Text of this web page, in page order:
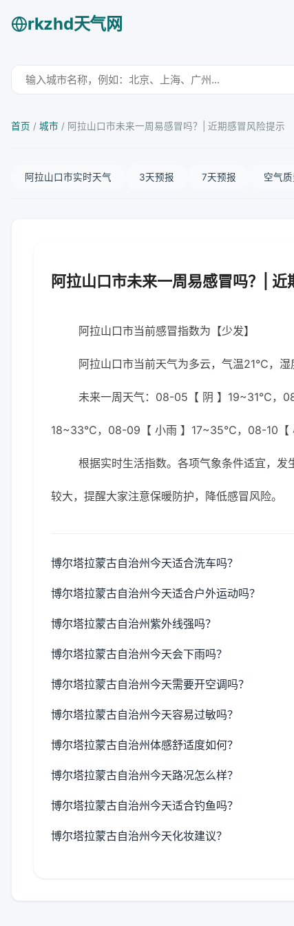
rkzhd天气网
首页 / 城市 / 阿拉山口市未来一周易感冒吗？| 近期感冒风险提示
阿拉山口市实时天气 3天预报 7天预报 空气
阿拉山口市未来一周易感冒吗？| 近
阿拉山口市当前感冒指数为【少发】
阿拉山口市当前天气为多云，气温21℃，湿
未来一周天气：08-05【 阴 】19~31℃，
18~33℃，08-09【 小雨 】17~35℃，08-10【
根据实时生活指数。各项气象条件适宜，
较大，提醒大家注意保暖防护，降低感冒风险。
博尔塔拉蒙古自治州今天适合洗车吗？
博尔塔拉蒙古自治州今天适合户外运动吗？
博尔塔拉蒙古自治州紫外线强吗？
博尔塔拉蒙古自治州今天会下雨吗？
博尔塔拉蒙古自治州今天需要开空调吗？
博尔塔拉蒙古自治州今天容易过敏吗？
博尔塔拉蒙古自治州体感舒适度如何？
博尔塔拉蒙古自治州今天路况怎么样？
博尔塔拉蒙古自治州今天适合钓鱼吗？
博尔塔拉蒙古自治州今天化妆建议？